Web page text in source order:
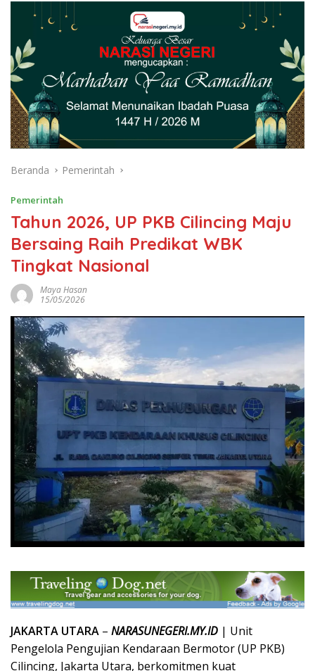
Beranda Pemerintah
Pemerintah
Tahun 2026, UP PKB Cilincing Maju
Bersaing Raih Predikat WBK
Tingkat Nasional ​
Maya Hasan
15/05/2026
JAKARTA UTARA – NARASUNEGERI.MY.ID | Unit
Pengelola Pengujian Kendaraan Bermotor (UP PKB)
Cilincing, Jakarta Utara, berkomitmen kuat